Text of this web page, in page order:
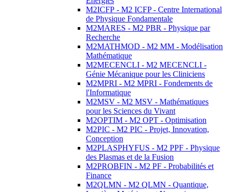
M2ICFP - M2 ICFP - Centre International
de Physique Fondamentale
M2MARES - M2 PBR - Physique par
Recherche
M2MATHMOD - M2 MM - Modélisation
Mathématique
M2MECENCLI - M2 MECENCLI -
Génie Mécanique pour les Cliniciens
M2MPRI - M2 MPRI - Fondements de
l'Informatique
M2MSV - M2 MSV - Mathématiques
pour les Sciences du Vivant
M2OPTIM - M2 OPT - Optimisation
M2PIC - M2 PIC - Projet, Innovation,
Conception
M2PLASPHYFUS - M2 PPF - Physique
des Plasmas et de la Fusion
M2PROBFIN - M2 PF - Probabilités et
Finance
M2QLMN - M2 QLMN - Quantique,